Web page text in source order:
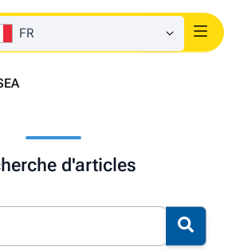
FR Login
d'articles